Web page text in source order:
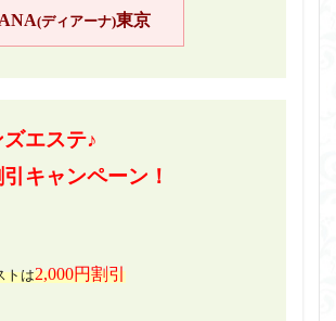
(ディアーナ)東京
エステ♪
キャンペーン！
トは2,000円割引